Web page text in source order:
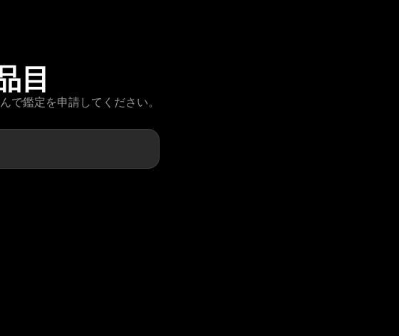
目
で鑑定を申請してください。